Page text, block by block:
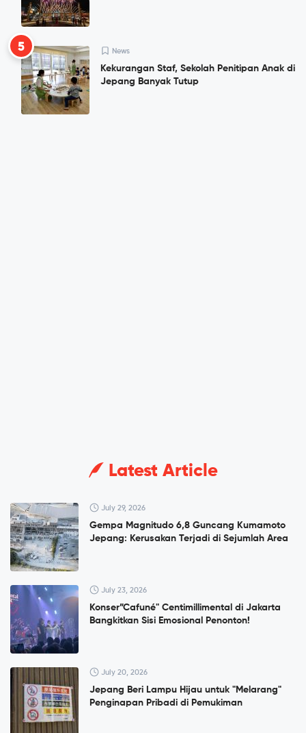
5 News
Kekurangan Staf, Sekolah Penitipan Anak di
Jepang Banyak Tutup
Latest Article
July 29, 2026
Gempa Magnitudo 6,8 Guncang Kumamoto
Jepang: Kerusakan Terjadi di Sejumlah Area
July 23, 2026
Konser”Cafuné" Centimillimental di Jakarta
Bangkitkan Sisi Emosional Penonton!
July 20, 2026
Jepang Beri Lampu Hijau untuk "Melarang"
Penginapan Pribadi di Pemukiman